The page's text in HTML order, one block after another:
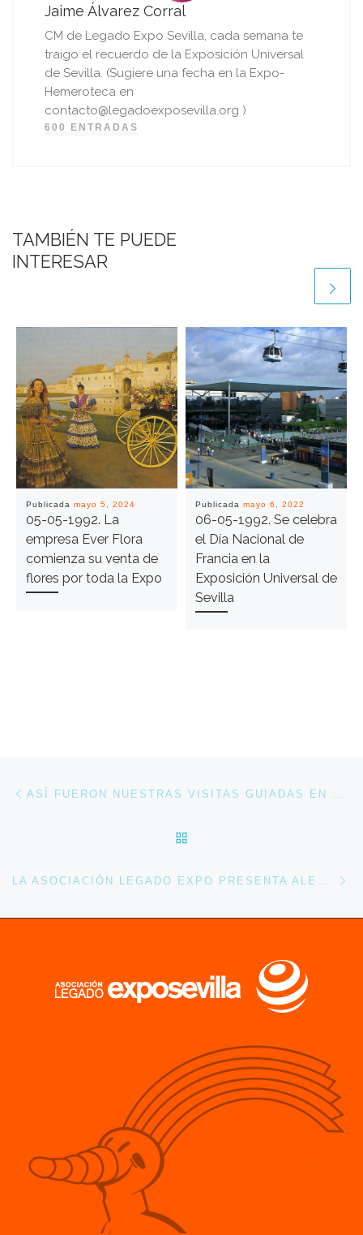
Jaime Álvarez Corral
CM de Legado Expo Sevilla, cada semana te
traigo el recuerdo de la Exposición Universal
de Sevilla. (Sugiere una fecha en la Expo-
Hemeroteca en
contacto@legadoexposevilla.org )
600 ENTRADAS
TAMBIÉN TE PUEDE
INTERESAR
Publicada mayo 5, 2024
05-05-1992. La
empresa Ever Flora
comienza su venta de
flores por toda la Expo
Publicada mayo 6, 2022
06-05-1992. Se celebra
el Día Nacional de
Francia en la
Exposición Universal de
Sevilla
Navegación de entradas